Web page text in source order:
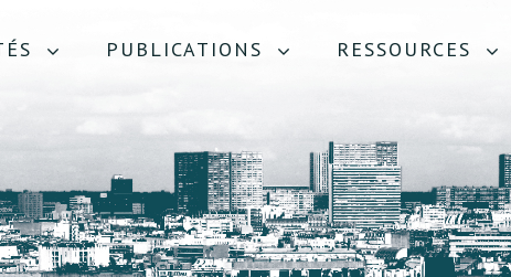
PUBLICATIONS RESSOURCES